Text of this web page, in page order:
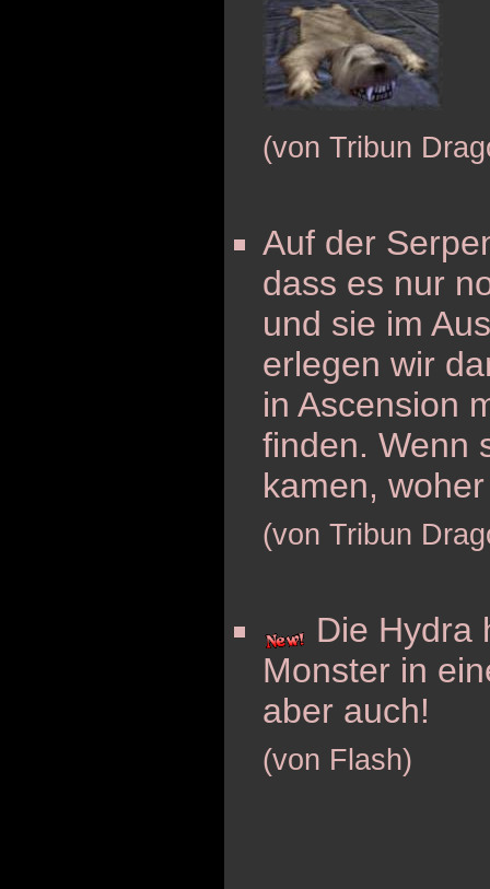
(von Tribun
Auf der
dass es nur
und sie im
erlegen wir
in Ascension
finden. Wenn
kamen,
(von Tribun
Die Hydra
Monster in
aber auch!
(von Flash)